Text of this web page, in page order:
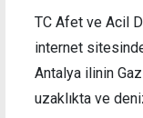
TC Afet ve Acil
internet
Antalya ilinin
uzaklıkta ve